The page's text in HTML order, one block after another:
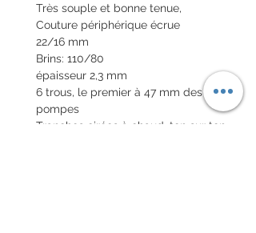
Très souple et bonne tenue,
Couture périphérique écrue
22/16 mm
Brins: 110/80
épaisseur 2,3 mm
6 trous, le premier à 47 mm des
pompes
Tranches cirées à chaud, ton sur ton